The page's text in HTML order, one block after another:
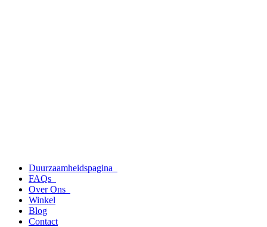
Duurzaamheidspagina
FAQs
Over Ons
Winkel
Blog
Contact